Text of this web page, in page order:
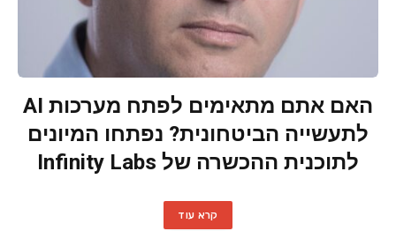
האם אתם מתאימים לפתח מערכות AI
לתעשייה הביטחונית? נפתחו המיונים
לתוכנית ההכשרה של Infinity Labs
קרא עוד